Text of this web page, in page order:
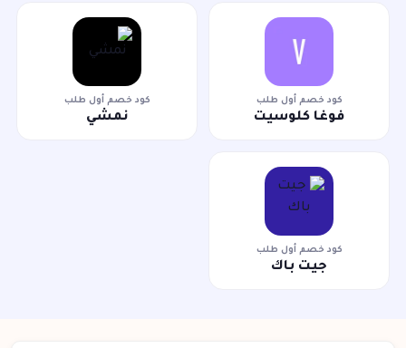
كود خصم أول طلب
فوغا كلوسيت
كود خصم أول طلب
نمشي
كود خصم أول طلب
جيت باك